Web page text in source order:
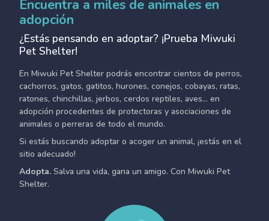
Encuentra a miles de animales en
adopción
¿Estás pensando en adoptar? ¡Prueba Miwuki
Pet Shelter!
En Miwuki Pet Shelter podrás encontrar cientos de perros,
cachorros, gatos, gatitos, hurones, conejos, cobayas, ratas,
ratones, chinchillas, jerbos, cerdos reptiles, aves... en
adopción procedentes de protectoras y asociaciones de
animales o perreras de todo el mundo.
Si estás buscando adoptar o acoger un animal, ¡estás en el
sitio adecuado!
Adopta. Salva una vida, gana un amigo. Con Miwuki Pet
Shelter.